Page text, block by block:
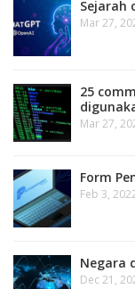
Sejarah
Mar 27,
25
Mar 27,
Form
Feb 3,
Negara
Dec 21,